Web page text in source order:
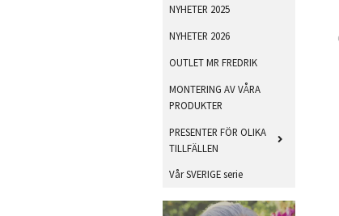
NYHETER 2025
NYHETER 2026
OUTLET MR FREDRIK
MONTERING AV VÅRA
PRODUKTER
PRESENTER FÖR OLIKA
TILLFÄLLEN
Vår SVERIGE serie